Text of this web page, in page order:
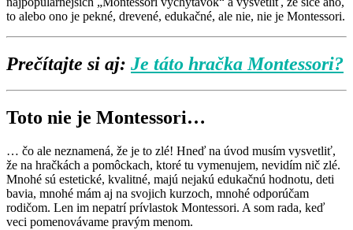
to alebo ono je pekné, drevené, edukačné, ale nie, nie je Montessori.
Prečítajte si aj: Je táto hračka Montessori?
Toto nie je Montessori…
… čo ale neznamená, že je to zlé! Hneď na úvod musím vysvetliť,
že na hračkách a pomôckach, ktoré tu vymenujem, nevidím nič zlé.
Mnohé sú estetické, kvalitné, majú nejakú edukačnú hodnotu, deti
bavia, mnohé mám aj na svojich kurzoch, mnohé odporúčam
rodičom. Len im nepatrí prívlastok Montessori. A som rada, keď
veci pomenovávame pravým menom.